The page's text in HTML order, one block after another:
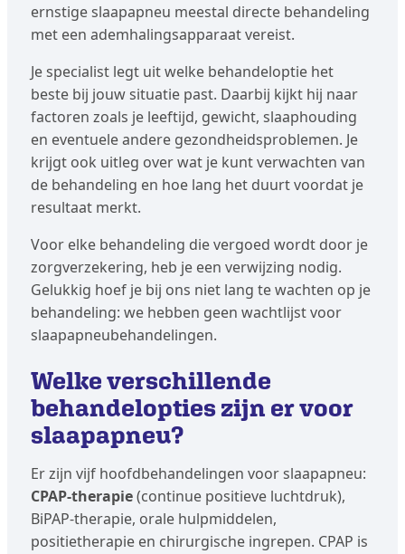
ernstige slaapapneu meestal directe behandeling
met een ademhalingsapparaat vereist.
Je specialist legt uit welke behandeloptie het
beste bij jouw situatie past. Daarbij kijkt hij naar
factoren zoals je leeftijd, gewicht, slaaphouding
en eventuele andere gezondheidsproblemen. Je
krijgt ook uitleg over wat je kunt verwachten van
de behandeling en hoe lang het duurt voordat je
resultaat merkt.
Voor elke behandeling die vergoed wordt door je
zorgverzekering, heb je een verwijzing nodig.
Gelukkig hoef je bij ons niet lang te wachten op je
behandeling: we hebben geen wachtlijst voor
slaapapneubehandelingen.
Welke verschillende
behandelopties zijn er voor
slaapapneu?
Er zijn vijf hoofdbehandelingen voor slaapapneu:
CPAP-therapie(continue positieve luchtdruk),
BiPAP-therapie, orale hulpmiddelen,
positietherapie en chirurgische ingrepen. CPAP is